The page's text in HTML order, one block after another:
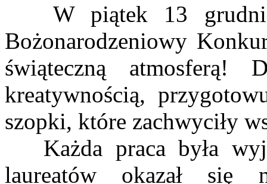
W piątek 13 grudnia
Bożonarodzeniowy
świąteczną atmosferą!
kreatywnością,
szopki, które zachwyciły
Każda praca była
laureatów okazał się